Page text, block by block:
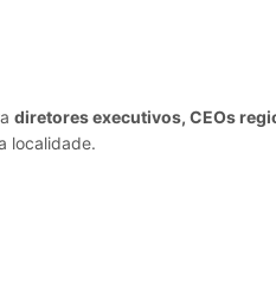
diretores executivos, CEOs
localidade.